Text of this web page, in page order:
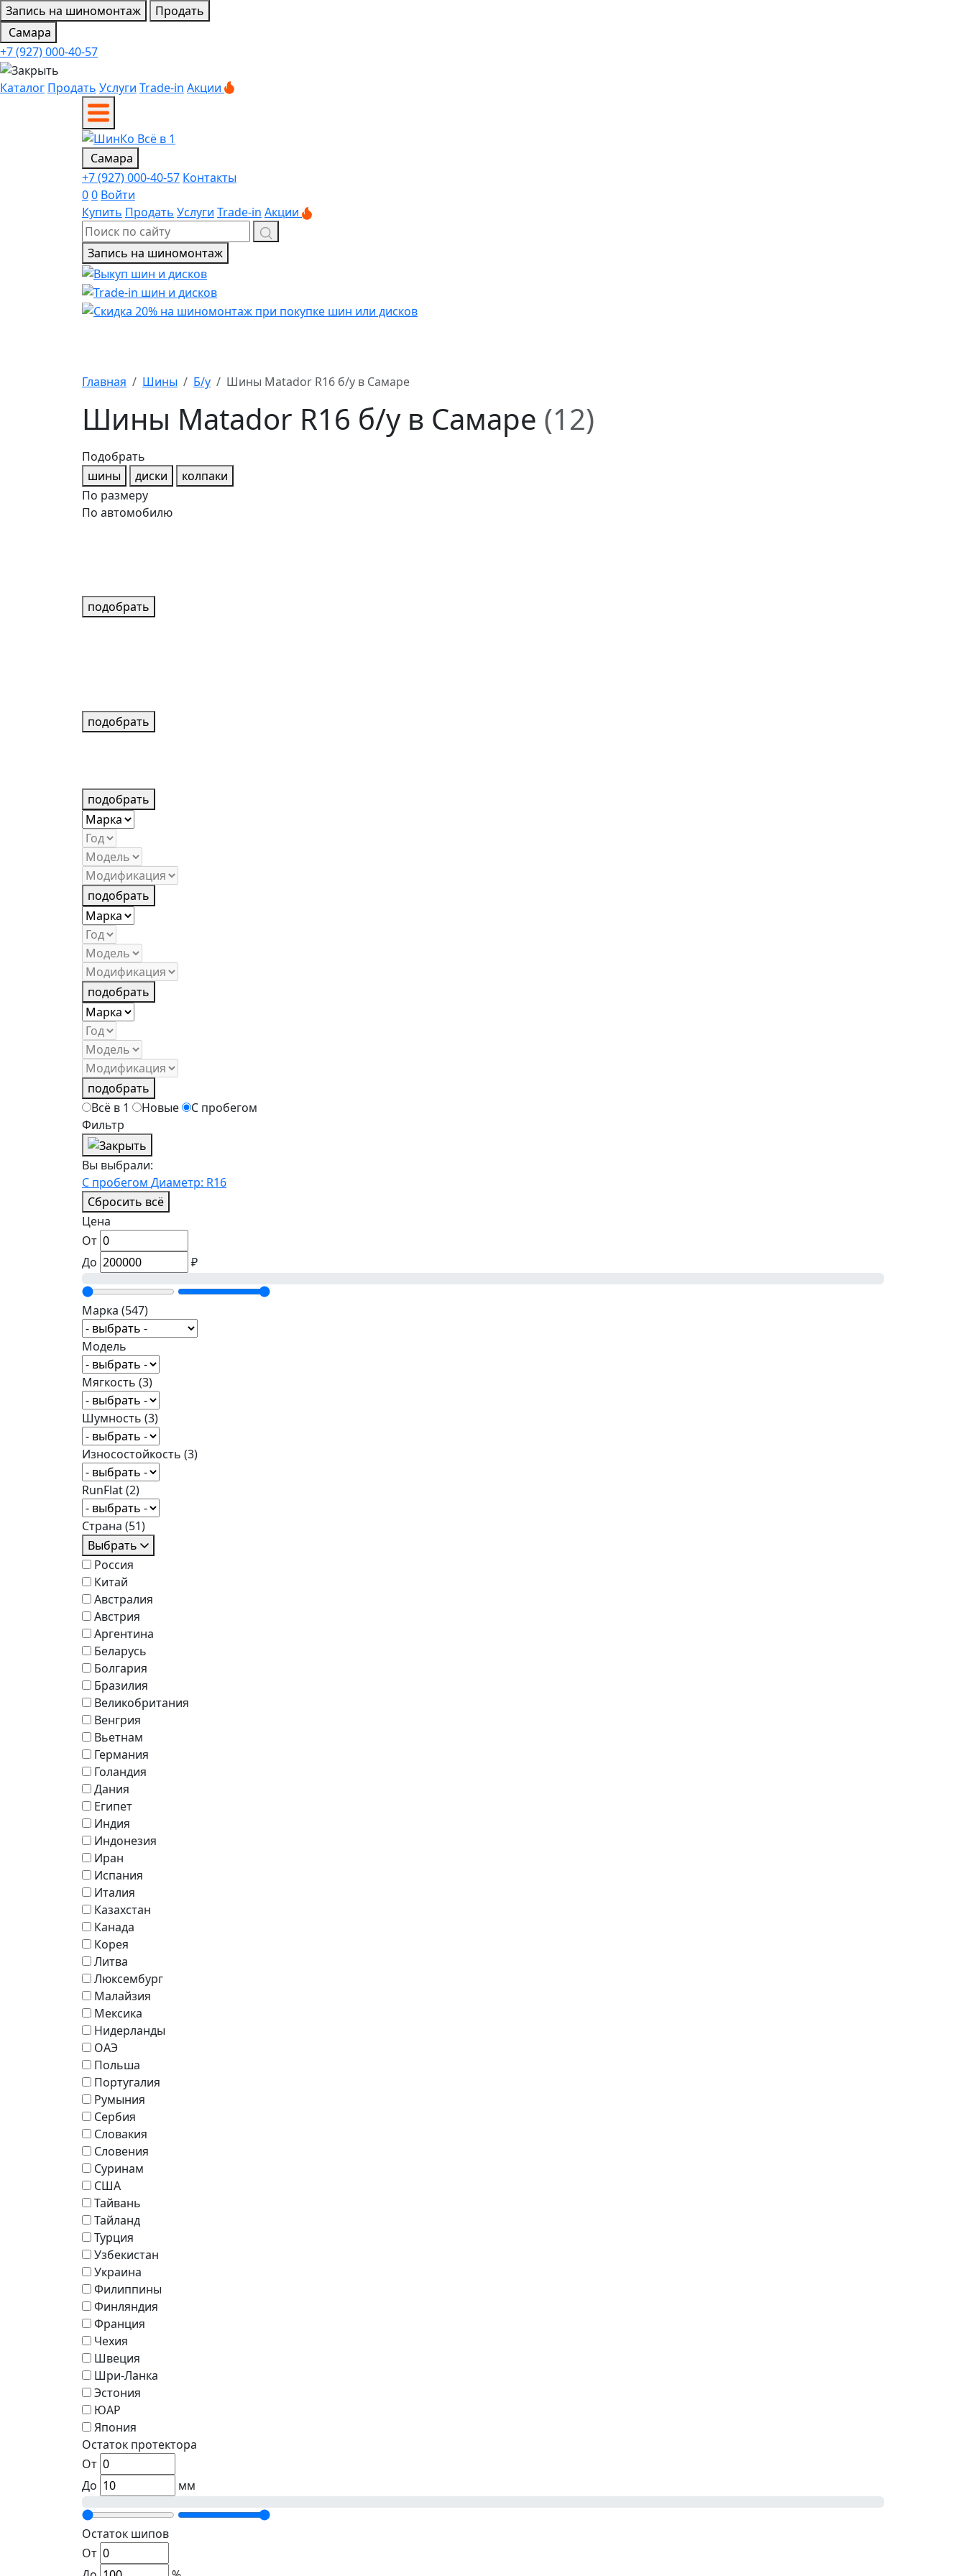
Запись на шиномонтаж
Продать
Самара
+7 (927) 000-40-57
Каталог Продать Услуги Trade-in Акции
Самара
+7 (927) 000-40-57 Контакты
00 Войти
Купить Продать Услуги Trade-in Акции
Запись на шиномонтаж
Главная Шины Б/у Шины Matador R16 б/у в Самаре
Шины Matador R16 б/у в Самаре (12)
Подобрать
шины
диски
колпаки
По размеру
По автомобилю
подобрать
подобрать
подобрать
подобрать
подобрать
подобрать
Всё в 1
Новые
С пробегом
Фильтр
Вы выбрали:
С пробегом Диаметр: R16
Сбросить всё
Цена
От
До
₽
Марка (547)
Модель
Мягкость (3)
Шумность (3)
Износостойкость (3)
RunFlat(2)
Страна (51)
Выбрать
Россия
Китай
Австралия
Австрия
Аргентина
Беларусь
Болгария
Бразилия
Великобритания
Венгрия
Вьетнам
Германия
Голандия
Дания
Египет
Индия
Индонезия
Иран
Испания
Италия
Казахстан
Канада
Корея
Литва
Люксембург
Малайзия
Мексика
Нидерланды
ОАЭ
Польша
Португалия
Румыния
Сербия
Словакия
Словения
Суринам
США
Тайвань
Тайланд
Турция
Узбекистан
Украина
Филиппины
Финляндия
Франция
Чехия
Швеция
Шри-Ланка
Эстония
ЮАР
Япония
Остаток протектора
От
До
мм
Остаток шипов
От